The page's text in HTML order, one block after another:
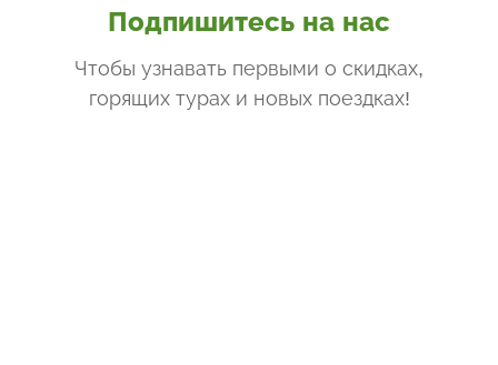
Подпишитесь на нас
Чтобы узнавать первыми о скидках,
горящих турах и новых поездках!